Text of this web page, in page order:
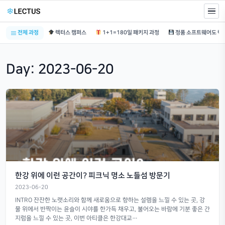
전체 과정 렉터스 캠퍼스 1+1=180일 패키지 과정
Day:2023-06-20